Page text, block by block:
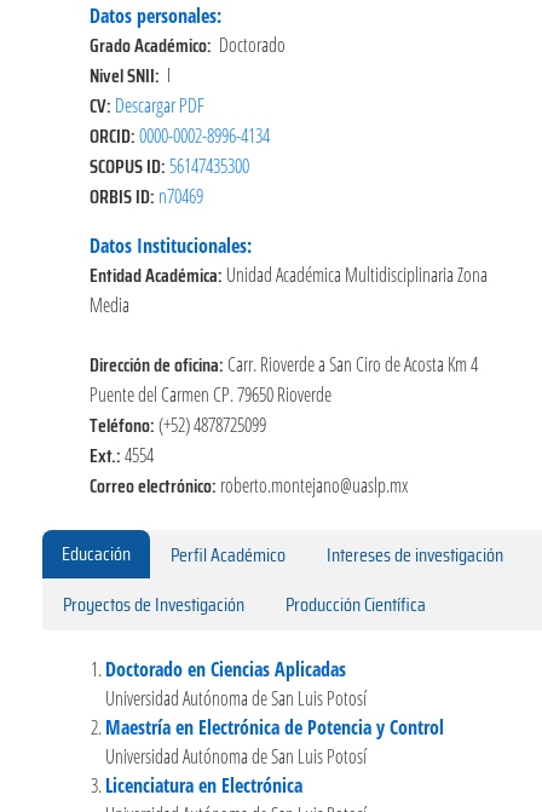
Datos personales:
Grado Académico: Doctorado
Nivel SNII: I
CV: Descargar PDF
ORCID:0000-0002-8996-4134
SCOPUS ID:56147435300
ORBIS ID: n70469
Datos Institucionales:
Entidad Académica: Unidad Académica Multidisciplinaria Zona
Media
Dirección de oficina: Carr. Rioverde a San Ciro de Acosta Km 4
Puente del Carmen CP. 79650 Rioverde
Teléfono:(+52) 4878725099
Ext.:4554
Correo electrónico: roberto.montejano@uaslp.mx
Educación Perfil Académico
Intereses de investigación
Proyectos de Investigación
Producción Científica
Doctorado en Ciencias Aplicadas
Universidad Autónoma de San Luis Potosí
Maestría en Electrónica de Potencia y Control
Universidad Autónoma de San Luis Potosí
Licenciatura en Electrónica